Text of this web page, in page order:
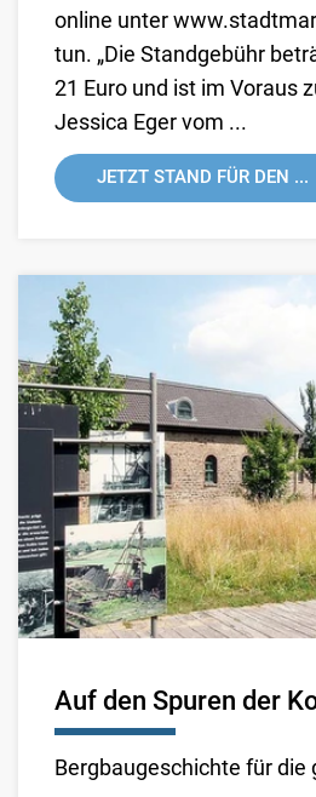
online unter
tun. „Die Standgebühr
21 Euro und ist im Voraus
Jessica Eger vom ...
JETZT STAND FÜR DEN ...
Auf den Spuren der
Bergbaugeschichte für die